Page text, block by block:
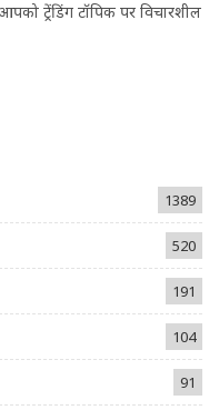
ट्रेंडिंग टॉपिक पर विचारशील
1389
520
191
104
91